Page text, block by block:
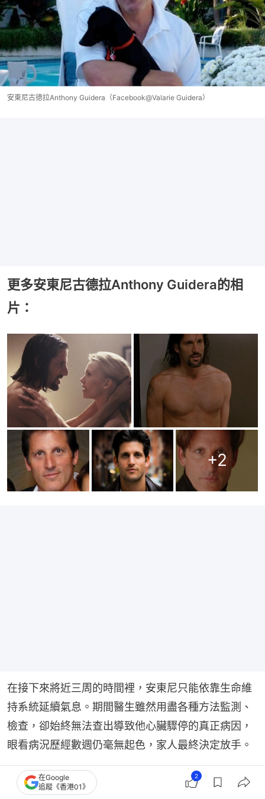
安東尼古德拉Anthony Guidera（Facebook@Valarie Guidera）
更多安東尼古德拉Anthony Guidera的相
片：
+2
在接下來將近三周的時間裡，安東尼只能依靠生命維
持系統延續氣息。期間醫生雖然用盡各種方法監測、
檢查，卻始終無法查出導致他心臟驟停的真正病因，
眼看病況歷經數週仍毫無起色，家人最終決定放手。
《壯志凌雲》James Handy前院遭斬殺 女友兒子自
在Google
追蹤《香港01》
2